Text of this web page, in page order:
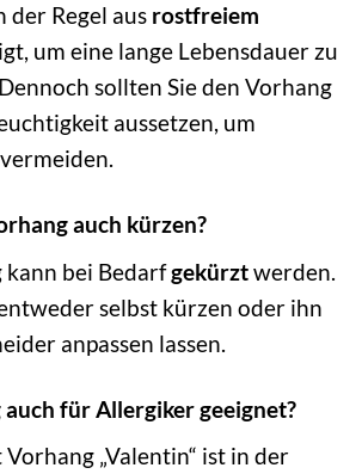
der Regel aus rostfreiem
um eine lange Lebensdauer zu
sollten Sie den Vorhang
aussetzen, um
auch kürzen?
kann bei Bedarfgekürztwerden.
selbst kürzen oder ihn
anpassen lassen.
für Allergiker geeignet?
„Valentin“ ist in der